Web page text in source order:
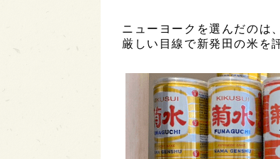
ニューヨークを選んだのは
厳しい目線で新発田の米を